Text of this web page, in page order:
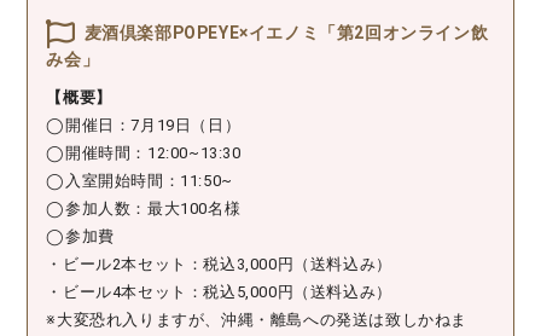
麦酒倶楽部POPEYE×イエノミ「第2回オンライン飲
み会」
【概要】
◯開催日：7月19日（日）
◯開催時間：12:00~13:30
◯入室開始時間：11:50~
◯参加人数：最大100名様
◯参加費
・ビール2本セット：税込3,000円（送料込み）
・ビール4本セット：税込5,000円（送料込み）
※大変恐れ入りますが、沖縄・離島への発送は致しかねま